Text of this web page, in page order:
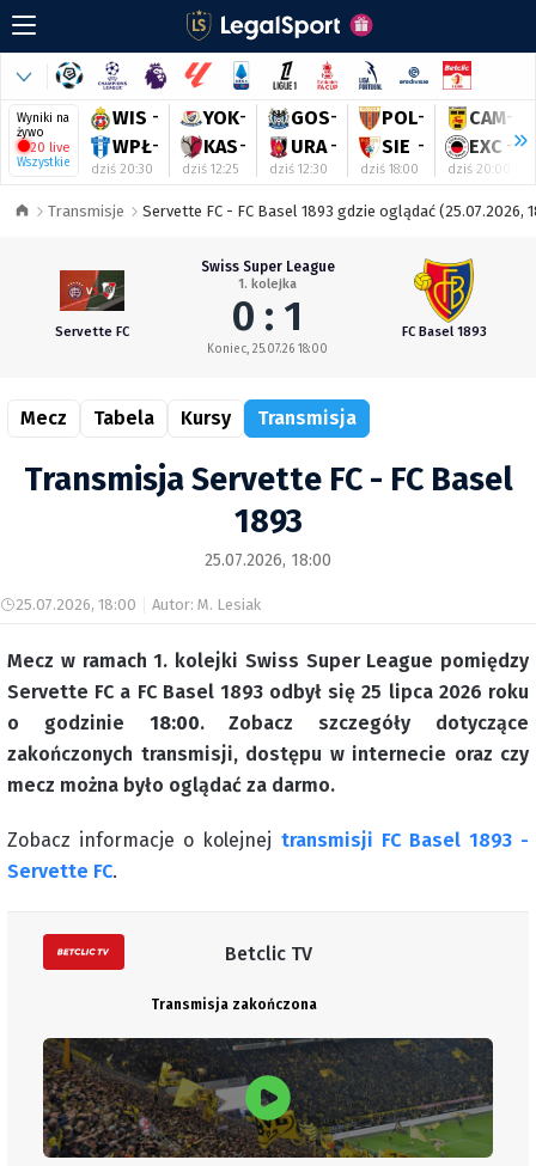
Wyniki na
żywo
20 live
Wszystkie
WIS -
WPŁ-
dziś 20:30
YOK-
KAS-
dziś 12:25
GOS-
URA -
dziś 12:30
POL-
SIE -
dziś 18:00
CAM-
EXC -
dziś 20:00
Transmisje Servette FC - FC Basel 1893 gdzie oglądać (25.07.2026,
Servette FC
Swiss Super League
1. kolejka
0 : 1
Koniec, 25.07.26 18:00
FC Basel 1893
Mecz Tabela Kursy Transmisja
Transmisja Servette FC - FC Basel
1893
25.07.2026, 18:00
25.07.2026, 18:00 Autor: M. Lesiak
Mecz w ramach 1. kolejki Swiss Super League pomiędzy
Servette FC a FC Basel 1893 odbył się 25 lipca 2026 roku
o godzinie 18:00. Zobacz szczegóły dotyczące
zakończonych transmisji, dostępu w internecie oraz czy
mecz można było oglądać za darmo.
Zobacz informacje o kolejnej transmisji FC Basel 1893 -
Servette FC.
Betclic TV
Transmisja zakończona